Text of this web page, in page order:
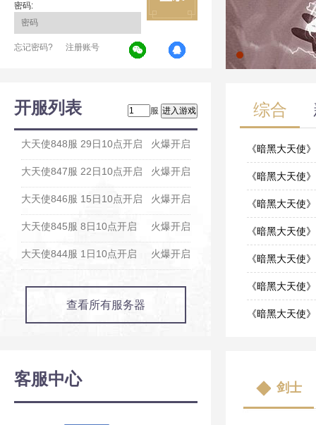
密码:
忘记密码? 注册账号
开服列表 服
火爆开启
大天使848服 29日10点开启
火爆开启
大天使847服 22日10点开启
火爆开启
大天使846服 15日10点开启
火爆开启
大天使845服 8日10点开启
火爆开启
大天使844服 1日10点开启
查看所有服务器
客服中心
综合
《暗黑大天使
11-26
《暗黑大天使
11-05
《暗黑大天使
11-05
《暗黑大天使
09-24
《暗黑大天使
09-09
《暗黑大天使
03-12
《暗黑大天使
10-24
《暗黑大天使
剑士